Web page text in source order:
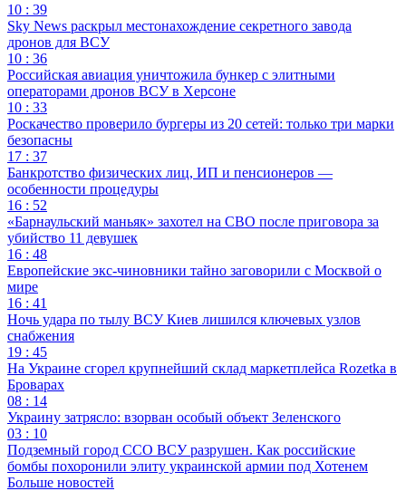
10 : 39
Sky News раскрыл местонахождение секретного завода
дронов для ВСУ
10 : 36
Российская авиация уничтожила бункер с элитными
операторами дронов ВСУ в Херсоне
10 : 33
Роскачество проверило бургеры из 20 сетей: только три марки
безопасны
17 : 37
Банкротство физических лиц, ИП и пенсионеров —
особенности процедуры
16 : 52
«Барнаульский маньяк» захотел на СВО после приговора за
убийство 11 девушек
16 : 48
Европейские экс-чиновники тайно заговорили с Москвой о
мире
16 : 41
Ночь удара по тылу ВСУ Киев лишился ключевых узлов
снабжения
19 : 45
На Украине сгорел крупнейший склад маркетплейса Rozetka в
Броварах
08 : 14
Украину затрясло: взорван особый объект Зеленского
03 : 10
Подземный город ССО ВСУ разрушен. Как российские
бомбы похоронили элиту украинской армии под Хотенем
Больше новостей